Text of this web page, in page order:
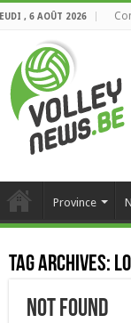
JEUDI , 6 AOÛT 2026
Province
Tag Archives:
Not Found